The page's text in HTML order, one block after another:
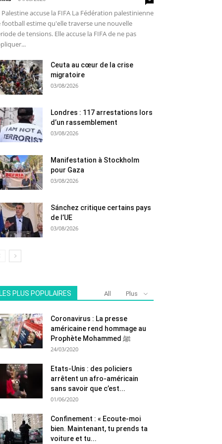
Palestine accuse la FIFA La Fédération palestinienne
football estime qu'elle traverse une nouvelle
de tensions. Elle accuse la FIFA de ne pas
Ceuta au cœur de la crise
migratoire
03/08/2026
Londres : 117 arrestations lors
d’un rassemblement
03/08/2026
Manifestation à Stockholm
pour Gaza
03/08/2026
Sánchez critique certains pays
de l’UE
03/08/2026
LES PLUS POPULAIRES All Plus
Coronavirus : La presse
américaine rend hommage au
Prophète Mohammed ﷺ
24/03/2020
Etats-Unis : des policiers
arrêtent un afro-américain
sans savoir que c’est...
01/06/2020
Confinement : « Ecoute-moi
bien. Maintenant, tu prends ta
voiture et tu...